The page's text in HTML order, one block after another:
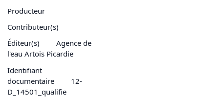
Producteur
Contributeur(s)
Éditeur(s)
Agence de
l'eau Artois Picardie
Identifiant
documentaire
12-
D_14501_qualifie